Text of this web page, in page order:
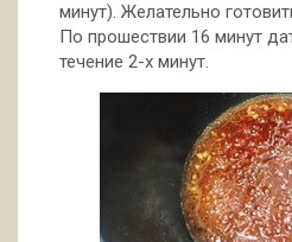
минут). Желательно
По прошествии 16 минут
течение 2-х минут.